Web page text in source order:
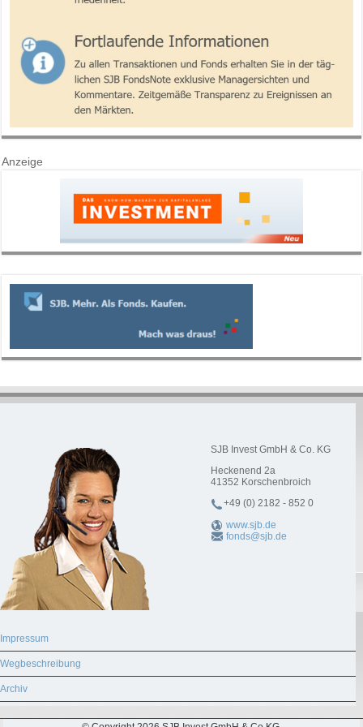
Anzeige
SJB Invest GmbH & Co. KG
Heckenend 2a
41352 Korschenbroich
+49 (0) 2182 - 852 0
www.sjb.de
fonds@sjb.de
Impressum
Wegbeschreibung
Archiv